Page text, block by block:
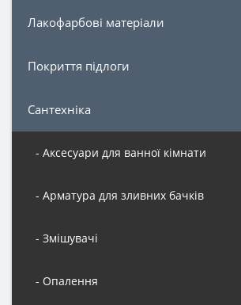
Лакофарбові матеріали
Покриття підлоги
Сантехніка
- Аксесуари для ванної кімнати
- Арматура для зливних бачків
- Змішувачі
- Опалення